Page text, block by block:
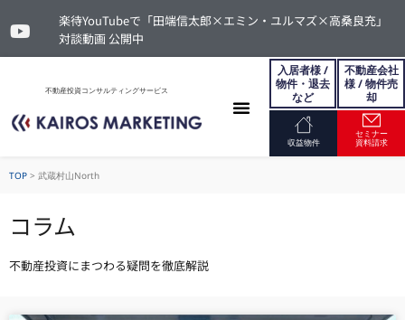
楽待YouTubeで「田端信太郎×エミン・ユルマズ×高桑良充」
対談動画 公開中
不動産投資コンサルティングサービス
入居者様 /
物件・退去
など
不動産会社
様 / 物件売
却
収益物件
セミナー
資料請求
TOP > 武蔵村山North
コラム
不動産投資にまつわる疑問を徹底解説